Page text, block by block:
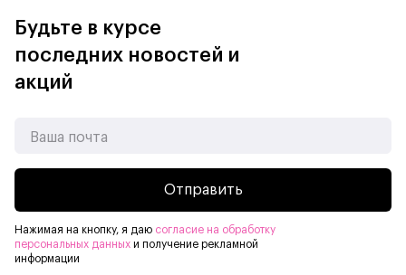
Будьте в курсе
последних новостей и
акций
Отправить
Нажимая на кнопку, я даю согласие на обработку
персональных данных и получение рекламной
информации